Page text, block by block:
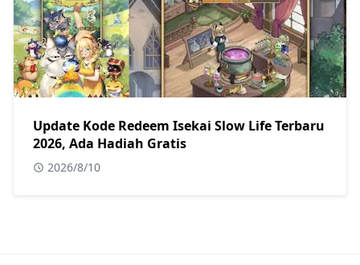
Update Kode Redeem Isekai Slow Life Terbaru
2026, Ada Hadiah Gratis
2026/8/10